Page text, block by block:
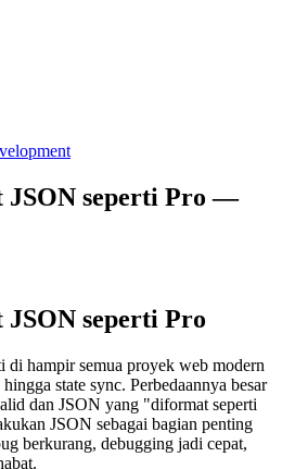
JSON seperti Pro —
seperti Pro
di hampir semua proyek web modern
state sync. Perbedaannya besar
dan JSON yang "diformat seperti
JSON sebagai bagian penting
berkurang, debugging jadi cepat,